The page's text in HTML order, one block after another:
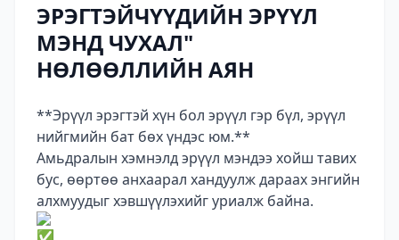
ЭРЭГТЭЙЧҮҮДИЙН ЭРҮҮЛ
МЭНД ЧУХАЛ"
НӨЛӨӨЛЛИЙН АЯН
**Эрүүл эрэгтэй хүн бол эрүүл гэр бүл, эрүүл
нийгмийн бат бөх үндэс юм.**
Амьдралын хэмнэлд эрүүл мэндээ хойш тавих
бус, өөртөө анхаарал хандуулж дараах энгийн
алхмуудыг хэвшүүлэхийг уриалж байна.